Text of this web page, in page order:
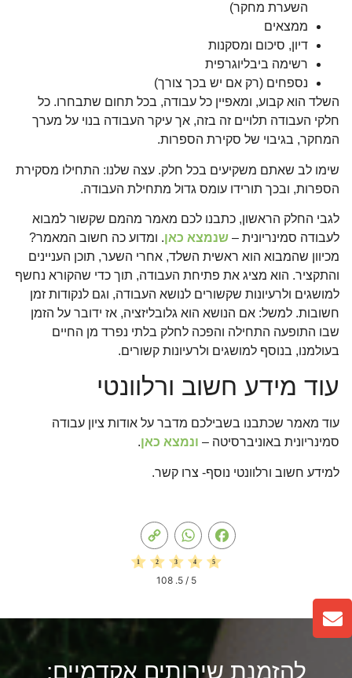
השערת מחקר)
ממצאים
דיון, סיכום ומסקנות
רשימה ביבליוגרפית
נספחים (רק אם יש בכך צורך)
השלד הוא קבוע, ומאפיין כל עבודה, בכל תחום שתבחרו. כל
חלקי העבודה תלויים זה בזה, אך עיקר העבודה בנוי על מערך
המחקר, בגיבוי של סקירת הספרות.
שימו לב שאתם משקיעים בכל חלק. עצה שלנו: התחילו מסקירת
הספרות, ובכך תורידו עומס גדול מתחילת העבודה.
לגבי החלק הראשון, כתבנו לכם מאמר מהמם שקשור למבוא
לעבודה סמינריונית – שנמצא כאן. ומדוע כה חשוב המאמר?
מכיוון שהמבוא הוא ראשית השלד, אחרי השער, תוכן העניינים
והתקציר. הוא מציג את פתיחת העבודה, תוך כדי שהקורא נחשף
למושגים ולרעיונות שקשורים לנושא העבודה, וגם לנקודות זמן
חשובות. למשל: אם הנושא הוא גלובליזציה, אז ידובר על הזמן
שבו התופעה התחילה והפכה לחלק בלתי נפרד מן החיים
בעולמנו, בנוסף למושגים ולרעיונות קשורים.
עוד מידע חשוב ורלוונטי
עוד מאמר שכתבנו בשבילכם מדבר על אודות ציון עבודה
סמינריונית באוניברסיטה – ונמצא כאן.
למידע חשוב ורלוונטי נוסף- צרו קשר.
Facebook
WhatsApp
5
/ 5.
108
להזמנת שירותים אקדמיים: